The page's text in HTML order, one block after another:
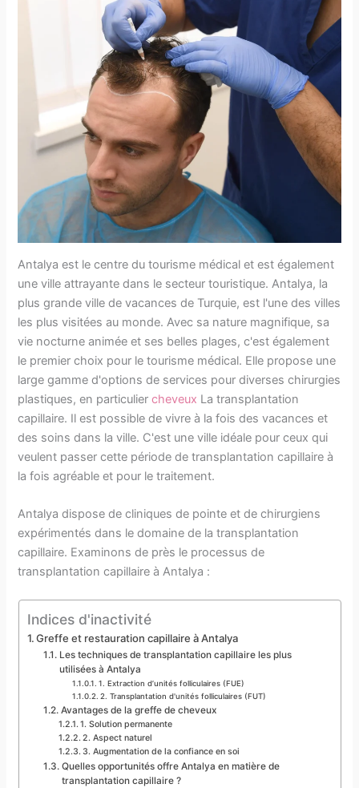
Antalya est le centre du tourisme médical et est également
une ville attrayante dans le secteur touristique. Antalya, la
plus grande ville de vacances de Turquie, est l'une des villes
les plus visitées au monde. Avec sa nature magnifique, sa
vie nocturne animée et ses belles plages, c'est également
le premier choix pour le tourisme médical. Elle propose une
large gamme d'options de services pour diverses chirurgies
plastiques, en particuliercheveux La transplantation
capillaire. Il est possible de vivre à la fois des vacances et
des soins dans la ville. C'est une ville idéale pour ceux qui
veulent passer cette période de transplantation capillaire à
la fois agréable et pour le traitement.
Antalya dispose de cliniques de pointe et de chirurgiens
expérimentés dans le domaine de la transplantation
capillaire. Examinons de près le processus de
transplantation capillaire à Antalya :
Indices d'inactivité
Greffe et restauration capillaire à Antalya
Les techniques de transplantation capillaire les plus
utilisées à Antalya
1. Extraction d’unités folliculaires (FUE)
2. Transplantation d'unités folliculaires (FUT)
Avantages de la greffe de cheveux
1. Solution permanente
2. Aspect naturel
3. Augmentation de la confiance en soi
Quelles opportunités offre Antalya en matière de
transplantation capillaire ?